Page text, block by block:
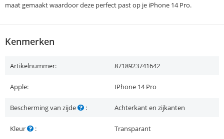
maat gemaakt waardoor deze perfect past op je iPhone 14 Pro.
Kenmerken
Artikelnummer: 8718923741642
Apple: IPhone 14 Pro
Bescherming van zijde : Achterkant en zijkanten
Kleur : Transparant